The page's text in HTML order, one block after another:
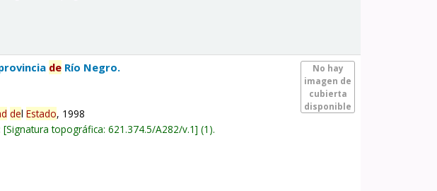
No hay
imagen de
cubierta
disponible
de Río Negro.
delEstado, 1998
Signatura topográfica:621.374.5/A282/v.1 (1).